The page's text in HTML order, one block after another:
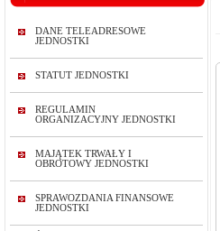
DANE TELEADRESOWE
JEDNOSTKI
STATUT JEDNOSTKI
REGULAMIN
ORGANIZACYJNY JEDNOSTKI
MAJĄTEK TRWAŁY I
OBROTOWY JEDNOSTKI
SPRAWOZDANIA FINANSOWE
JEDNOSTKI